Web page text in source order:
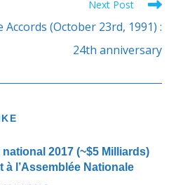
Next Post
Accords (October 23rd, 1991) :
24th anniversary
2017 (~$5 Milliards)
l’Assemblée Nationale